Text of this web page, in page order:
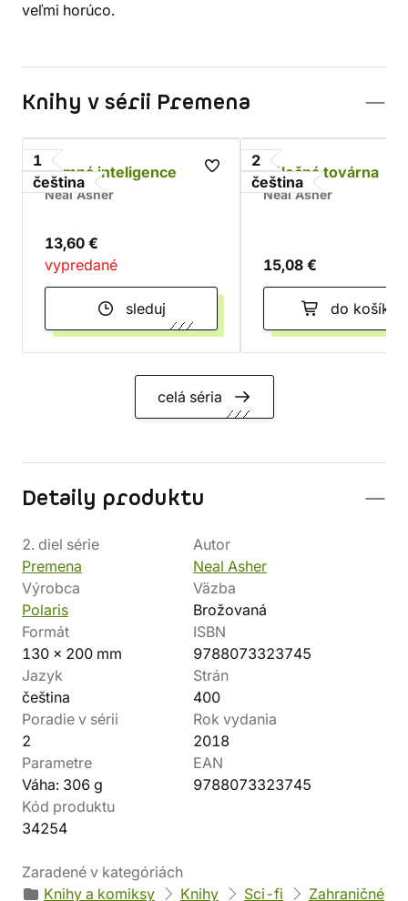
veľmi horúco.
Knihy v sérii Premena
1
čeština
Temná inteligence
Neal Asher
13,60 €
vypredané
sleduj
2
čeština
Válečná továrna
Neal Asher
15,08 €
do košíka
celá séria
Detaily produktu
2. diel série
Premena
Autor
Neal Asher
Výrobca
Polaris
Väzba
Brožovaná
Formát
130 x 200 mm
ISBN
9788073323745
Jazyk
čeština
Strán
400
Poradie v sérii
2
Rok vydania
2018
Parametre
Váha: 306 g
EAN
9788073323745
Kód produktu
34254
Zaradené v kategóriách
Knihy a komiksy
Knihy Sci-fi Zahraničné